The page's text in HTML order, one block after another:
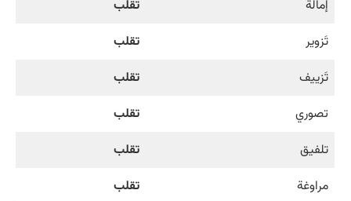
إمالة
تقلب
تَزوير
تقلب
تَزييف
تقلب
تصوري
تقلب
تلفيق
تقلب
مراوغة
تقلب